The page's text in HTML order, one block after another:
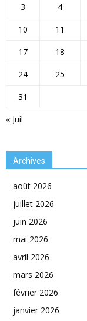
« Juil
3
4
10
11
17
18
24
25
31
Archives
août 2026
juillet 2026
juin 2026
mai 2026
avril 2026
mars 2026
février 2026
janvier 2026